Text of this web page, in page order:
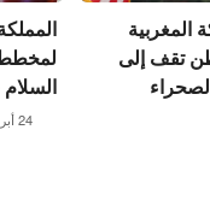
المغربية
تقف إلى
لمخطط
24 أبريل 2026